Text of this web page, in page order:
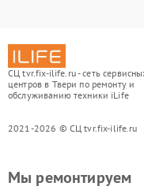
СЦ tvr.fix-ilife.ru - сеть
центров в Твери по ремонту и
обслуживанию техники iLife
2021-2026 © СЦ tvr.fix-ilife.ru
Мы ремонтируем